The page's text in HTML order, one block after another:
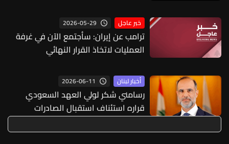
خبر عاجل 2026-05-29
ترامب عن إيران: سأجتمع الآن في غرفة
العمليات لاتخاذ القرار النهائي
أخبار لبنان 2026-06-11
رسامني شكر لولي العهد السعودي
قراره استئناف استقبال الصادرات
اللبنانية: خطوة تعبّر عن عمق العلاقات
الأخوية والتاريخية